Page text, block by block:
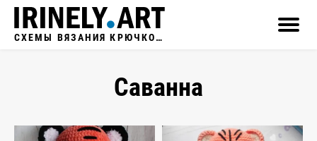
СХЕМЫ ВЯЗАНИЯ КРЮЧКОМ
Саванна